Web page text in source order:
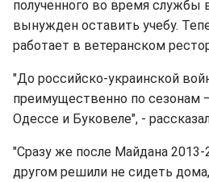
полученного во время службы
вынужден оставить учебу.
работает в ветеранском
"До российско-украинской
преимущественно по сезонам
Одессе и Буковеле", -
"Сразу же после Майдана
другом решили не сидеть